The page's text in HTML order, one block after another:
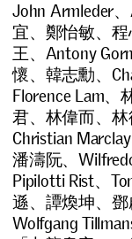
John Armleder
宜、鄭怡敏、 程
王、Antony
懷、韓志勳、
Florence Lam
君、林偉而、林
Christian
潘濤阮、
Pipilotti Rist、
遜、譚煥坤、鄧
Wolfgang